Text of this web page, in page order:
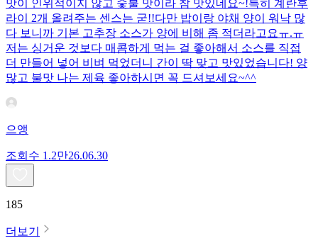
맛이 인위적이지 않고 숯불 맛이라 참 맛있네요~!특히 계란후
라이 2개 올려주는 센스는 굳!! ​다만 밥이랑 야채 양이 워낙 많
다 보니까 기본 고추장 소스가 양에 비해 좀 적더라고요ㅠ.ㅠ
저는 싱거운 것보다 매콤하게 먹는 걸 좋아해서 소스를 직접
더 만들어 넣어 비벼 먹었더니 간이 딱 맞고 맛있었습니다! 양
많고 불맛 나는 제육 좋아하시면 꼭 드셔보세요~^^
으앵
조회수 1.2만26.06.30
185
더보기